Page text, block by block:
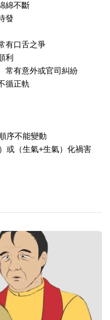
綿不斷
發
有口舌之爭
利
常有意外或官司糾紛
循正軌
序不能變動
或（生氣+生氣）化禍害